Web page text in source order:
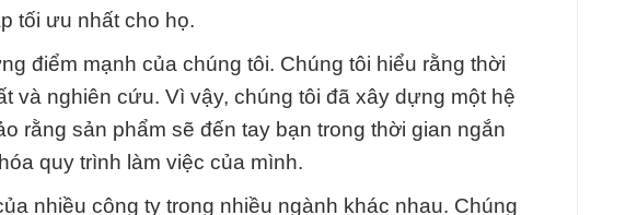
tối ưu nhất cho họ.
điểm mạnh của chúng tôi. Chúng tôi hiểu rằng thời
và nghiên cứu. Vì vậy, chúng tôi đã xây dựng một hệ
rằng sản phẩm sẽ đến tay bạn trong thời gian ngắn
quy trình làm việc của mình.
nhiều công ty trong nhiều ngành khác nhau. Chúng